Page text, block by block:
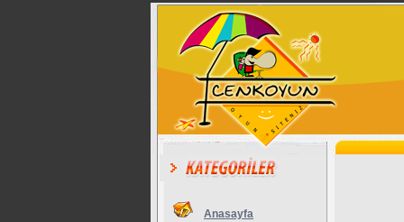
Anasayfa